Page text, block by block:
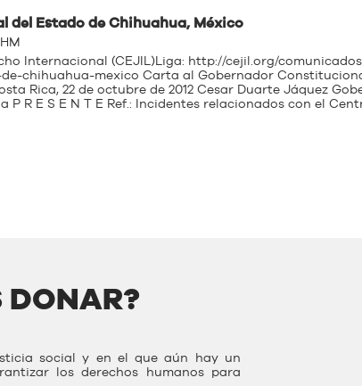
Estado de Chihuahua, México
Internacional (CEJIL)Liga: http://cejil.org/
chihuahua-mexico Carta al Gobernador
Rica, 22 de octubre de 2012 Cesar Duarte Jáquez
R E S E N T E Ref.: Incidentes relacionados con el
DONAR?
social y en el que aún hay un
los derechos humanos para